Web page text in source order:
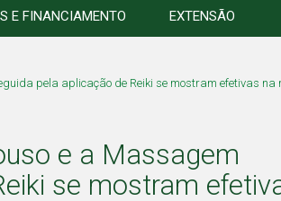
E FINANCIAMENTO EXTENSÃO
pela aplicação de Reiki se mostram efetivas
e a Massagem
se mostram